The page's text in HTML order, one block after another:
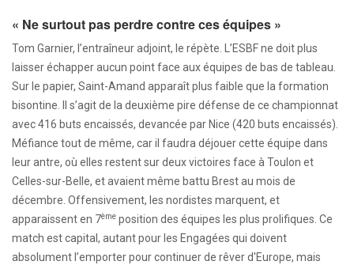
« Ne surtout pas perdre contre ces équipes »
Tom Garnier, l’entraîneur adjoint, le répète. L’ESBF ne doit plus
laisser échapper aucun point face aux équipes de bas de tableau.
Sur le papier, Saint-Amand apparaît plus faible que la formation
bisontine. Il s’agit de la deuxième pire défense de ce championnat
avec 416 buts encaissés, devancée par Nice (420 buts encaissés).
Méfiance tout de même, car il faudra déjouer cette équipe dans
leur antre, où elles restent sur deux victoires face à Toulon et
Celles-sur-Belle, et avaient même battu Brest au mois de
décembre. Offensivement, les nordistes marquent, et
apparaissent en 7ème position des équipes les plus prolifiques. Ce
match est capital, autant pour les Engagées qui doivent
absolument l’emporter pour continuer de rêver d'Europe, mais